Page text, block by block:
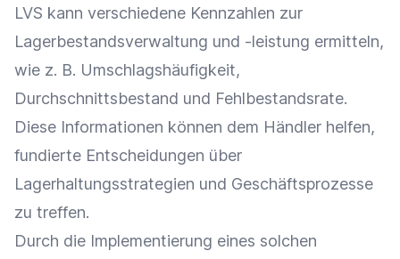
LVS kann verschiedene Kennzahlen zur
Lagerbestandsverwaltung und -leistung ermitteln,
wie z. B. Umschlagshäufigkeit,
Durchschnittsbestand und Fehlbestandsrate.
Diese Informationen können dem Händler helfen,
fundierte Entscheidungen über
Lagerhaltungsstrategien und Geschäftsprozesse
zu treffen.
Durch die Implementierung eines solchen